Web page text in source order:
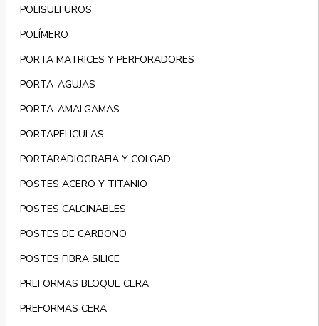
POLISULFUROS
POLÍMERO
PORTA MATRICES Y PERFORADORES
PORTA-AGUJAS
PORTA-AMALGAMAS
PORTAPELICULAS
PORTARADIOGRAFIA Y COLGAD
POSTES ACERO Y TITANIO
POSTES CALCINABLES
POSTES DE CARBONO
POSTES FIBRA SILICE
PREFORMAS BLOQUE CERA
PREFORMAS CERA